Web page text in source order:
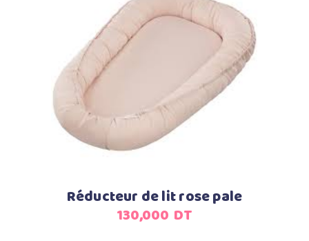
Ajouter au panier
Réducteur de lit rose pale
130,000 DT